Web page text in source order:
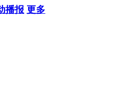
播报 更多